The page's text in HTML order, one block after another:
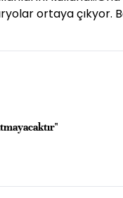
ortaya çıkyor.